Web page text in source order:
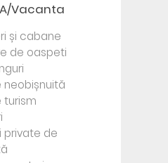
Vacanta
și cabane
de oaspeti
neobișnuită
turism
private de